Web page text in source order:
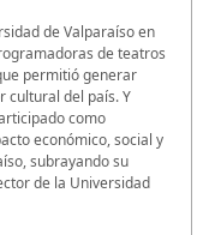
de Valparaíso en
de teatros
permitió generar
cultural del país. Y
como
económico, social y
subrayando su
de la Universidad